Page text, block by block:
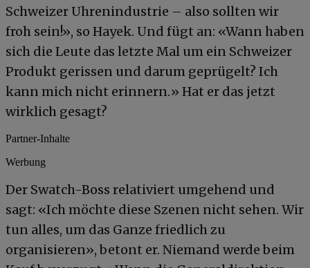
Schweizer Uhrenindustrie – also sollten wir
froh sein!», so Hayek. Und fügt an: «Wann haben
sich die Leute das letzte Mal um ein Schweizer
Produkt gerissen und darum geprügelt? Ich
kann mich nicht erinnern.» Hat er das jetzt
wirklich gesagt?
Partner-Inhalte
Werbung
Der Swatch-Boss relativiert umgehend und
sagt: «Ich möchte diese Szenen nicht sehen. Wir
tun alles, um das Ganze friedlich zu
organisieren», betont er. Niemand werde beim